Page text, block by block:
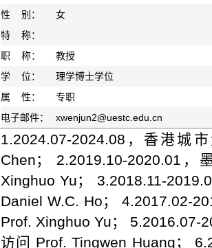
性 别：
女
特 称：
职 称：
教授
学 位：
理学博士学位
属 性：
专职
电子邮件：
xwenjun2@uestc.edu.cn
1.2024.07-2024.08，香港城
Chen； 2.2019.10-2020.01
Xinghuo Yu； 3.2018.11-
Daniel W.C. Ho； 4.2017.02-
Prof. Xinghuo Yu； 5.2016.07-
访问 Prof. Tingwen Huang；